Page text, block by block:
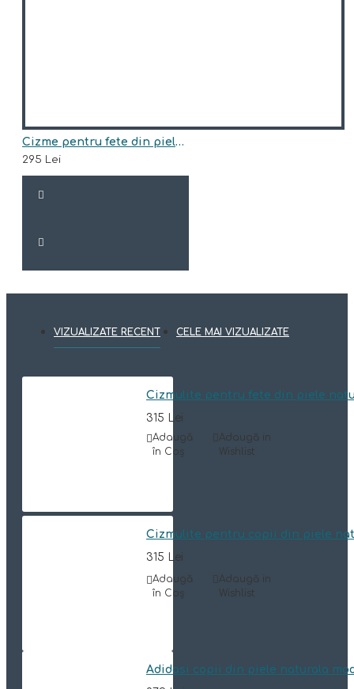
Cizme pentru fete din piele naturala model LOVA
295 Lei
VIZUALIZATE RECENT CELE MAI VIZUALIZATE
Cizmulite pentru fete din piele
315 Lei
Adaugă
în Coş
Adaugă in
Wishlist
Cizmulite pentru copii din piele
315 Lei
Adaugă
în Coş
Adaugă in
Wishlist
Adidasi copii din piele naturala